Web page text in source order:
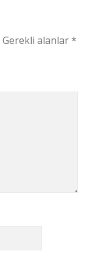
Gerekli alanlar*